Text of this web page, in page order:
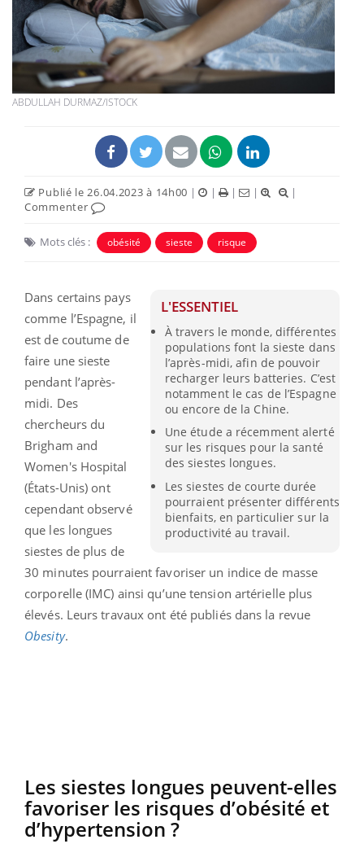
ABDULLAH DURMAZ/ISTOCK
Publié le 26.04.2023 à 14h00 | | | |
|
Commenter
Mots clés : obésité sieste risque
L'ESSENTIEL
À travers le monde, différentes
populations font la sieste dans
l’après-midi, afin de pouvoir
recharger leurs batteries. C’est
notamment le cas de l’Espagne
ou encore de la Chine.
Une étude a récemment alerté
sur les risques pour la santé
des siestes longues.
Les siestes de courte durée
pourraient présenter différents
bienfaits, en particulier sur la
productivité au travail.
Dans certains pays
comme l’Espagne, il
est de coutume de
faire une sieste
pendant l’après-
midi. Des
chercheurs du
Brigham and
Women's Hospital
(États-Unis) ont
cependant observé
que les longues
siestes de plus de
30 minutes pourraient favoriser un indice de masse
corporelle (IMC) ainsi qu’une tension artérielle plus
élevés. Leurs travaux ont été publiés dans la revue
Obesity.
Les siestes longues peuvent-elles
favoriser les risques d’obésité et
d’hypertension ?